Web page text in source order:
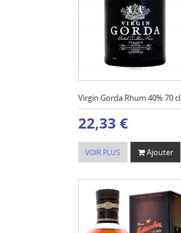
Virgin Gorda Rhum 40% 70 cl
22,33 €
VOIR PLUS Ajouter